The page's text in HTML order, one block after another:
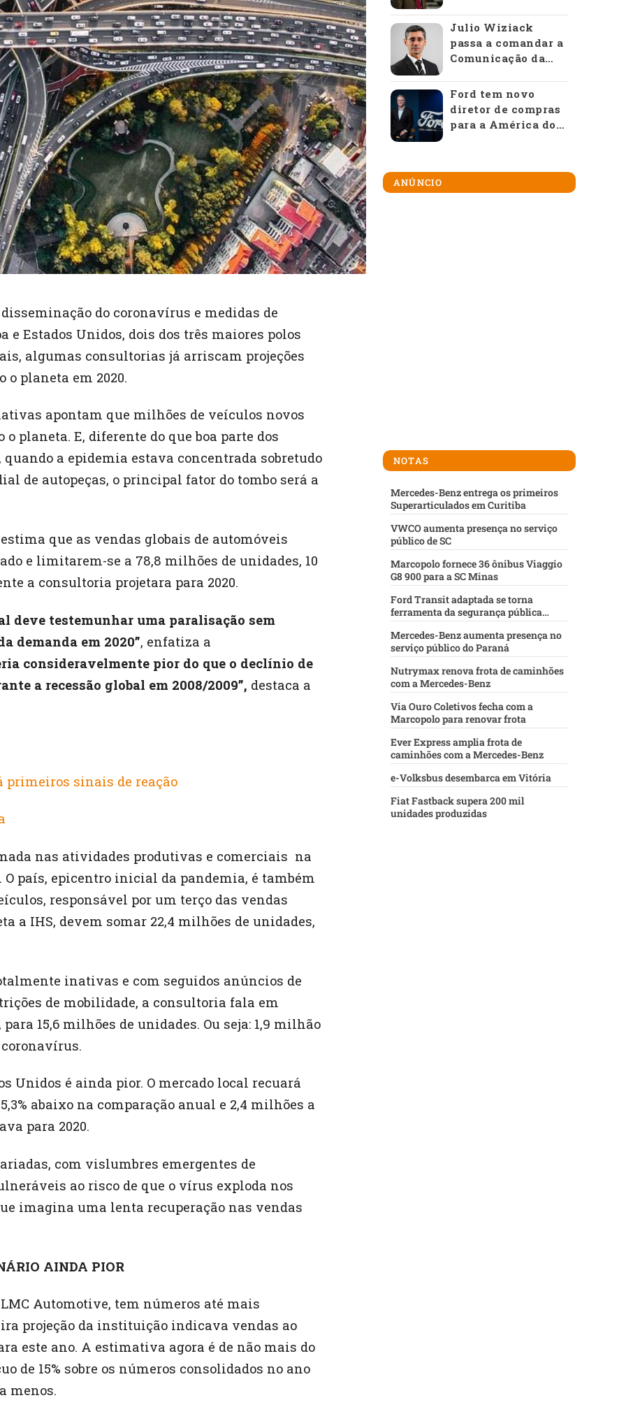
do coronavírus e medidas de
e Estados Unidos, dois dos três maiores polos
algumas consultorias já arriscam projeções
o planeta em 2020.
apontam que milhões de veículos novos
planeta. E, diferente do que boa parte dos
a epidemia estava concentrada sobretudo
de autopeças, o principal fator do tombo será a
que as vendas globais de automóveis
e limitarem-se a 78,8 milhões de unidades, 10
a consultoria projetara para 2020.
deve testemunhar uma paralisação sem
demanda em 2020”, enfatiza a
consideravelmente pior do que o declínio de
a recessão global em 2008/2009”, destaca a
sinais de reação
nas atividades produtivas e comerciais na
país, epicentro inicial da pandemia, é também
responsável por um terço das vendas
a IHS, devem somar 22,4 milhões de unidades,
inativas e com seguidos anúncios de
de mobilidade, a consultoria fala em
15,6 milhões de unidades. Ou seja: 1,9 milhão
Unidos é ainda pior. O mercado local recuará
abaixo na comparação anual e 2,4 milhões a
para 2020.
com vislumbres emergentes de
​​ao risco de que o vírus exploda nos
imagina uma lenta recuperação nas vendas
AINDA PIOR
Automotive, tem números até mais
projeção da instituição indicava vendas ao
este ano. A estimativa agora é de não mais do
de 15% sobre os números consolidados no ano
menos.
Julio Wiziack
passa a comandar a
Comunicação da
Ford tem novo
diretor de compras
para a América do
ANÚNCIO
NOTAS
Mercedes-Benz entrega os primeiros
Superarticulados em Curitiba
VWCO aumenta presença no serviço
público de SC
Marcopolo fornece 36 ônibus Viaggio
G8 900 para a SC Minas
Ford Transit adaptada se torna
ferramenta da segurança pública
baiana
Mercedes-Benz aumenta presença no
serviço público do Paraná
Nutrymax renova frota de caminhões
com a Mercedes-Benz
Via Ouro Coletivos fecha com a
Marcopolo para renovar frota
Ever Express amplia frota de
caminhões com a Mercedes-Benz
e-Volksbus desembarca em Vitória
Fiat Fastback supera 200 mil
unidades produzidas